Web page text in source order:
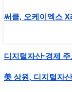
써클, 오케이엑스 X
디지털자산·경제
美 상원, 디지털자